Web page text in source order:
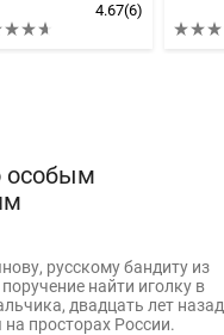
4.67(6)
особым
русскому бандиту из
найти иголку в
двадцать лет назад
на просторах России.